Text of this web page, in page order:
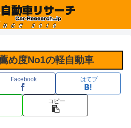
め度No1の軽自動車
Facebook はてブ
コピー